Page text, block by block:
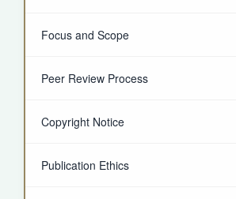
Focus and Scope
Peer Review Process
Copyright Notice
Publication Ethics